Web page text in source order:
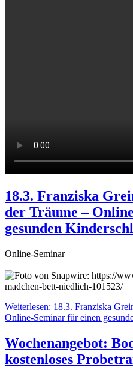
18.3. Franziska
der Träume –
gesunden
Online-Seminar
Weiterlesen: 18.3. Franziska
Online-Seminar für einen
Wochenangebot:
kostenloses